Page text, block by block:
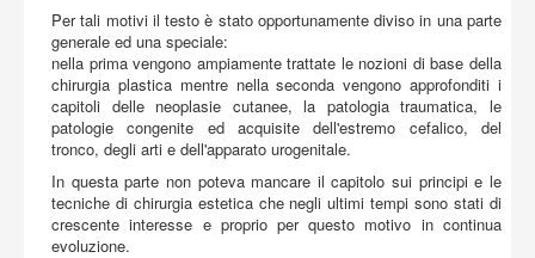
Per tali motivi il testo è stato opportunamente diviso in una parte
generale ed una speciale:
nella prima vengono ampiamente trattate le nozioni di base della
chirurgia plastica mentre nella seconda vengono approfonditi i
capitoli delle neoplasie cutanee, la patologia traumatica, le
patologie congenite ed acquisite dell'estremo cefalico, del
tronco, degli arti e dell'apparato urogenitale.
In questa parte non poteva mancare il capitolo sui principi e le
tecniche di chirurgia estetica che negli ultimi tempi sono stati di
crescente interesse e proprio per questo motivo in continua
evoluzione.